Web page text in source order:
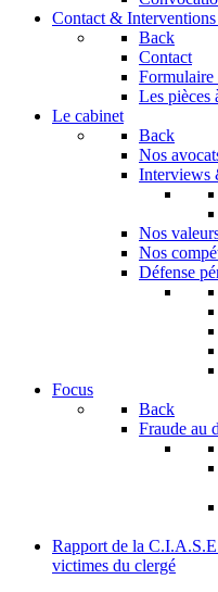
Contact &
Back
Contact
Formulaire
Les pièces
Le cabinet
Back
Nos
Interviews
Nos
Nos
Défense
Focus
Back
Fraude au
Rapport de la
victimes du clergé